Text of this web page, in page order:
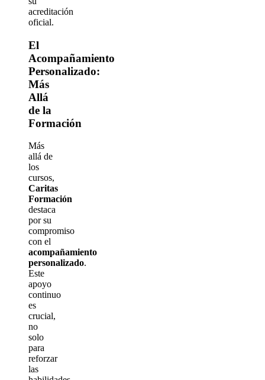
acreditación
oficial.
El
Acompañamiento
Personalizado:
Más
Allá
de la
Formación
Más
allá de
los
cursos,
Caritas
Formación
destaca
por su
compromiso
con el
acompañamiento
personalizado.
Este
apoyo
continuo
es
crucial,
no
solo
para
reforzar
las